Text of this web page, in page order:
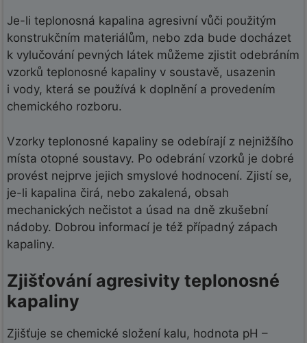
Je-li teplonosná kapalina agresivní vůči použitým
konstrukčním materiálům, nebo zda bude docházet
k vylučování pevných látek můžeme zjistit odebráním
vzorků teplonosné kapaliny v soustavě, usazenin
i vody, která se používá k doplnění a provedením
chemického rozboru.
Vzorky teplonosné kapaliny se odebírají z nejnižšího
místa otopné soustavy. Po odebrání vzorků je dobré
provést nejprve jejich smyslové hodnocení. Zjistí se,
je-li kapalina čirá, nebo zakalená, obsah
mechanických nečistot a úsad na dně zkušební
nádoby. Dobrou informací je též případný zápach
kapaliny.
Zjišťování agresivity teplonosné
kapaliny
Zjišťuje se chemické složení kalu, hodnota pH –